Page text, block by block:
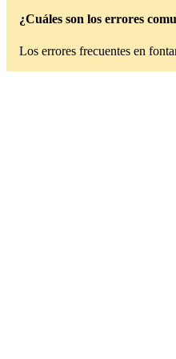
¿Cuáles son los errores
Los errores frecuentes en